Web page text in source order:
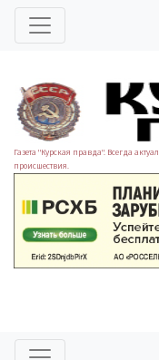
Газета "Курская правда". Всегда
происшествия.